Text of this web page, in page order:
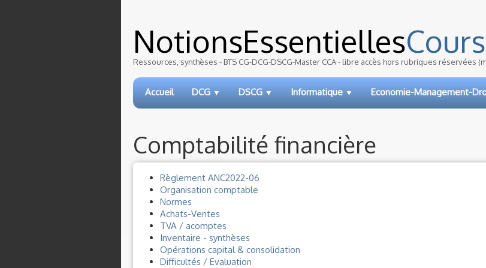
NotionsEssentiellesCours
Ressources, synthèses - BTS CG-DCG-DSCG-Master CCA - libre accès hors rubriques réservées
Accueil DCG ▼ DSCG ▼ Informatique ▼ Economie-Management-
Comptabilité financière
Règlement ANC2022-06
Organisation comptable
Normes
Achats-Ventes
TVA / acomptes
Inventaire - synthèses
Opérations capital & consolidation
Difficultés / Evaluation